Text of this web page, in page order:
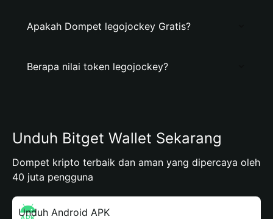
Apakah Dompet legojockey Gratis?
Berapa nilai token legojockey?
Unduh Bitget Wallet Sekarang
Dompet kripto terbaik dan aman yang dipercaya oleh
40 juta pengguna
Unduh Android APK